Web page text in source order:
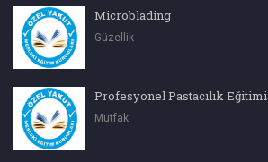
Microblading
Güzellik
Profesyonel Pastacılık Eğitimi
Mutfak